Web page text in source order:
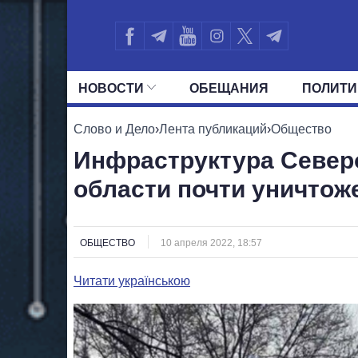
НОВОСТИ ОБЕЩАНИЯ
ВСЕ ПОЛИТИКИ ПРЕЗИДЕНТ И
Слово и Дело›Лента публикаций›Общество
Инфраструктура
области почти
ОБЩЕСТВО 10 апреля 2022, 18:57
Читати українською